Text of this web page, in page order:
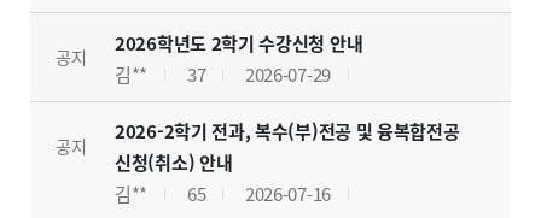
공지
2026학년도 2학기 수강신청 안내
김**
37 2026-07-29
공지
2026-2학기 전과, 복수(부)전공 및 융복합전공
신청(취소) 안내
김**
65 2026-07-16